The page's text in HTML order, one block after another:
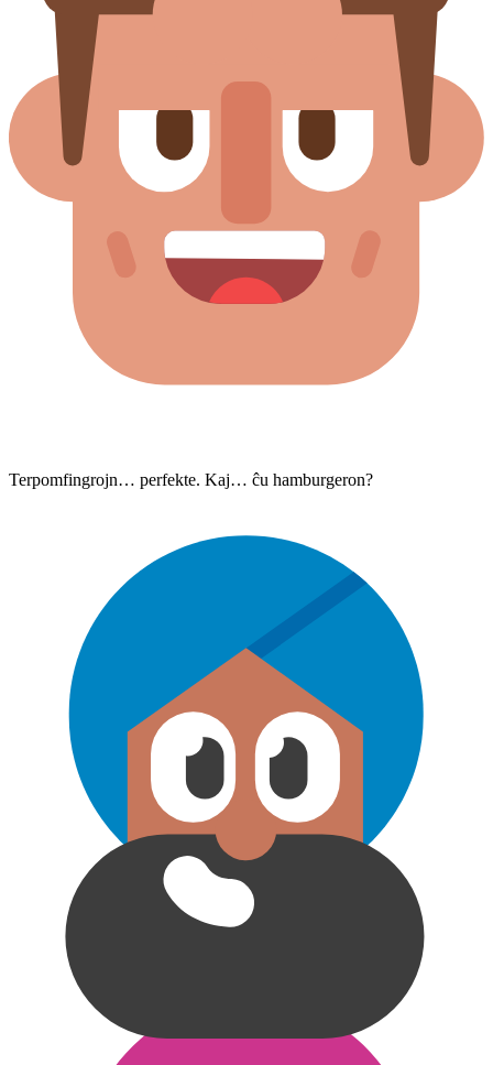
Terpomfingrojn… perfekte. Kaj… ĉu hamburgeron?